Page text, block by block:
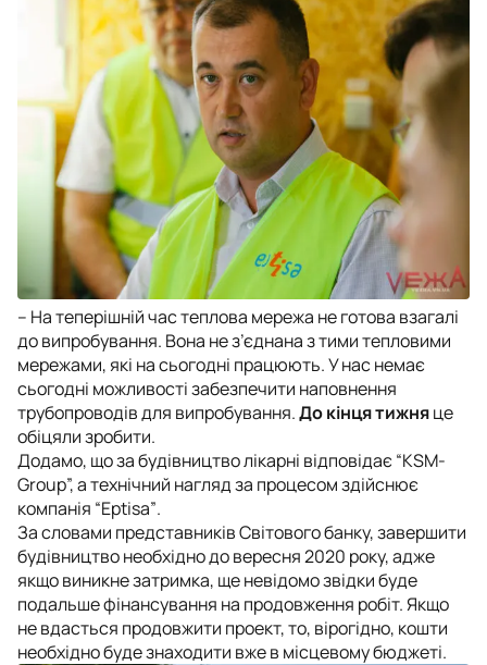
– На теперішній час теплова мережа не готова взагалі
до випробування. Вона не з’єднана з тими тепловими
мережами, які на сьогодні працюють. У нас немає
сьогодні можливості забезпечити наповнення
трубопроводів для випробування.До кінця тижняце
обіцяли зробити.
Додамо, що за будівництво лікарні відповідає “KSM-
Group”, а технічний нагляд за процесом здійснює
компанія “Eptisa”.
За словами представників Світового банку, завершити
будівництво необхідно до вересня 2020 року, адже
якщо виникне затримка, ще невідомо звідки буде
подальше фінансування на продовження робіт. Якщо
не вдасться продовжити проект, то, вірогідно, кошти
необхідно буде знаходити вже в місцевому бюджеті.